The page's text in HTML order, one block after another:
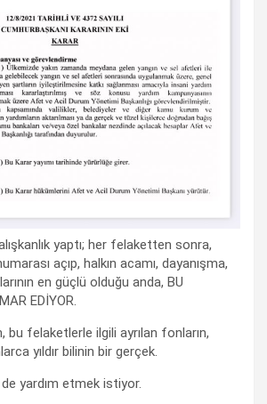
yaptı; her felaketten sonra,
açıp, halkın acamı, dayanışma,
en güçlü olduğu anda, BU
EDİYOR.
bu felaketlerle ilgili ayrılan fonların,
yıldır bilinin bir gerçek.
yardım etmek istiyor.